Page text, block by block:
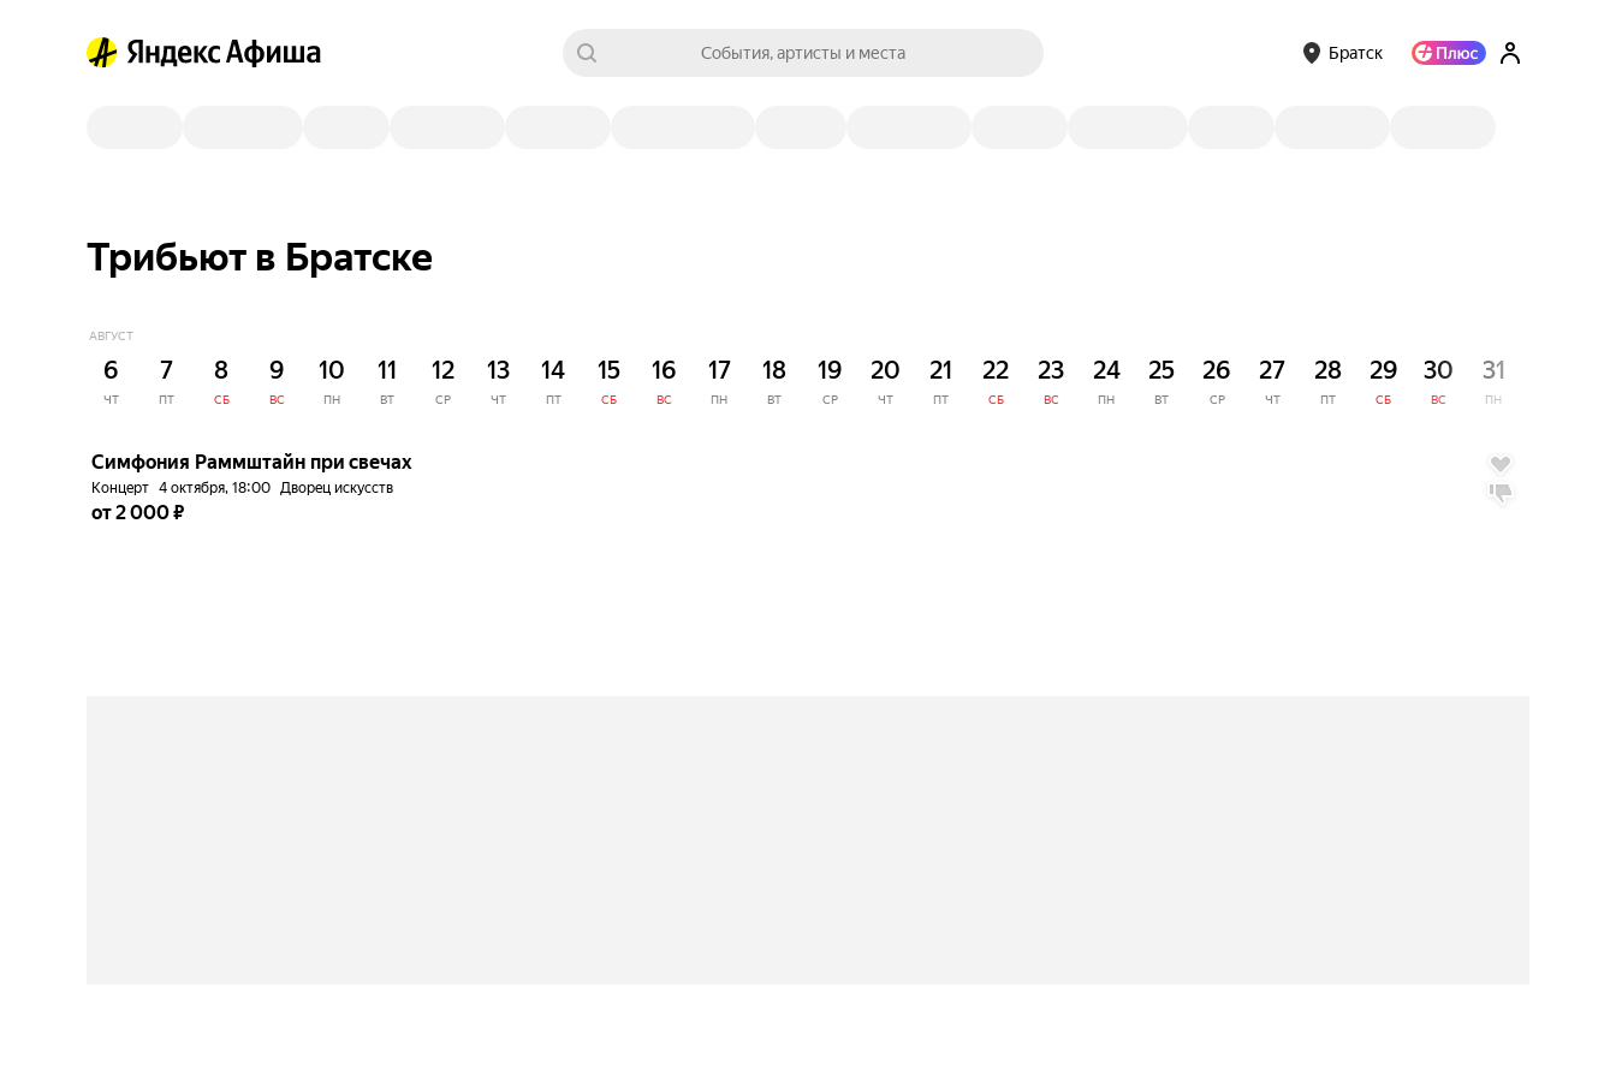
События, артисты и места Братск
Трибьют в Братске
АВГУСТ
6
ЧТ
7
ПТ
8
СБ
9
ВС
10
ПН
11
ВТ
12
СР
13
ЧТ
14
ПТ
15
СБ
16
ВС
17
ПН
18
ВТ
19
СР
20
ЧТ
21
ПТ
22
СБ
23
ВС
24
ПН
25
ВТ
26
СР
27
ЧТ
28
ПТ
29
СБ
30
ВС
31
ПН
Симфония Раммштайн при свечах
Концерт 4 октября, 18:00 Дворец искусств
от 2 000 ₽